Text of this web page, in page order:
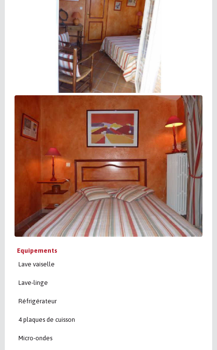
Equipements
Lave vaiselle
Lave-linge
Réfrigérateur
4 plaques de cuisson
Micro-ondes